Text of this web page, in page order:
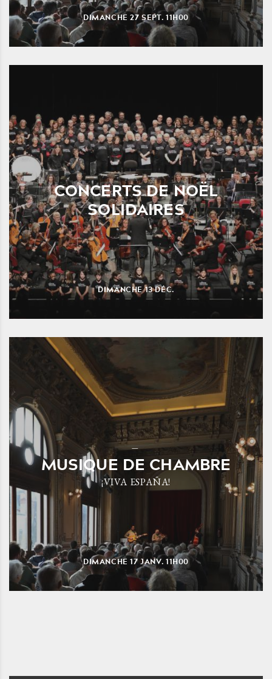
DIMANCHE27SEPT. 11H00
CONCERTS DE NOËL
SOLIDAIRES
DIMANCHE13DÉC.
MUSIQUE DE CHAMBRE
¡VIVA ESPAÑA!
DIMANCHE17JANV. 11H00